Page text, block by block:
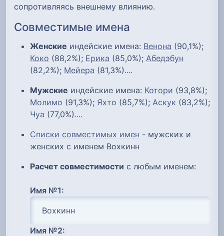
сопротивляясь внешнему влиянию.
Совместимые имена
Женские индейские имена: Венона (90,1%);
Коко (88,2%); Ерика (85,0%); Абедэбун
(82,2%); Мейера (81,3%)....
Мужские индейские имена: Котори (93,8%);
Молимо (91,3%); Яхто (85,7%); Аскук (83,2%);
Чуа (77,0%)....
Списки совместимых имен - мужских и
женских с именем Вохкинн
Расчет совместимости с любым именем:
Имя №1:
Имя №2: